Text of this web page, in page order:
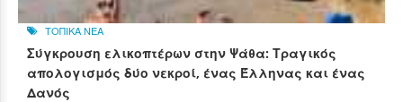
ΤΟΠΙΚΑ ΝΕΑ
Σύγκρουση ελικοπτέρων στην Ψάθα: Τραγικός
απολογισμός δύο νεκροί, ένας Έλληνας και ένας
Δανός